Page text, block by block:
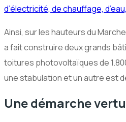
d’électricité, de chauffage,
Ainsi, sur les hauteurs du
a fait construire deux grands
toitures photovoltaïques de
une stabulation et un autre est
Une démarche